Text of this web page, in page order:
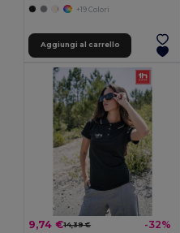
+19 Colori
Aggiungi al carrello
9,74 €14,39 € -32%